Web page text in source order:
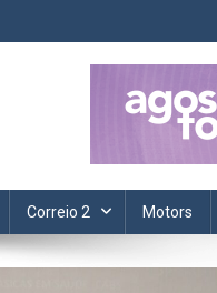
Informação, política,
Correio 2 Motors